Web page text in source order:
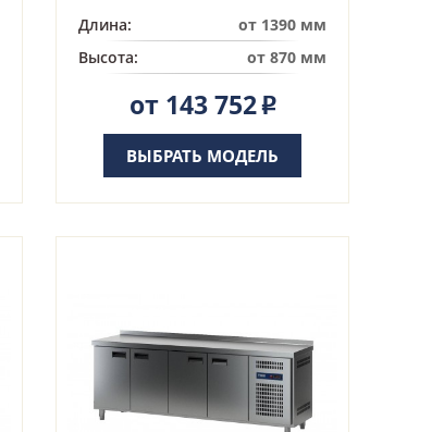
Длина:
от 1390 мм
Высота:
от 870 мм
от 143 752Р
ВЫБРАТЬ МОДЕЛЬ